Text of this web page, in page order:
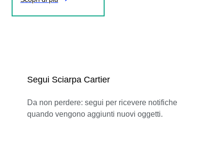
Segui Sciarpa Cartier
Da non perdere: segui per ricevere notifiche
quando vengono aggiunti nuovi oggetti.